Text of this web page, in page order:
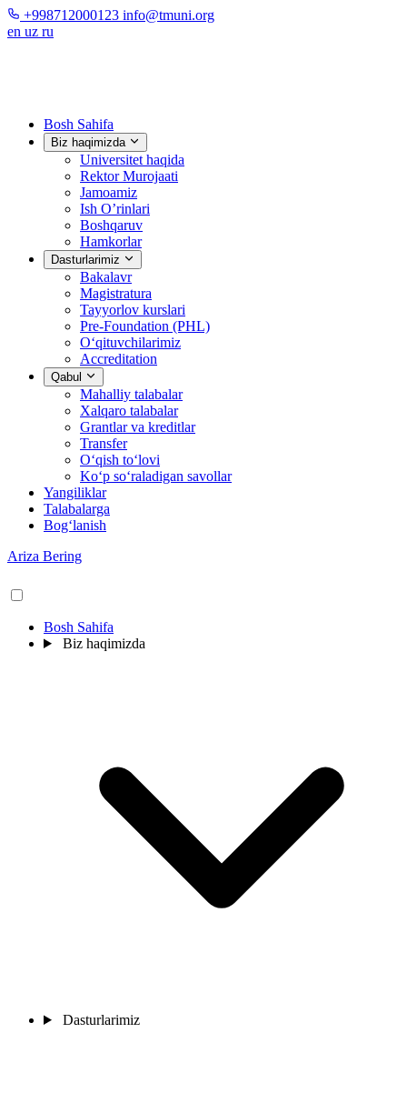
+998712000123 info@tmuni.org
en uz ru
Bosh Sahifa
Biz haqimizda
Universitet haqida
Rektor Murojaati
Jamoamiz
Ish O’rinlari
Boshqaruv
Hamkorlar
Dasturlarimiz
Bakalavr
Magistratura
Tayyorlov kurslari
Pre-Foundation (PHL)
O‘qituvchilarimiz
Accreditation
Qabul
Mahalliy talabalar
Xalqaro talabalar
Grantlar va kreditlar
Transfer
O‘qish to‘lovi
Ko‘p so‘raladigan savollar
Yangiliklar
Talabalarga
Bog‘lanish
Ariza Bering
Bosh Sahifa
Biz haqimizda
Dasturlarimiz